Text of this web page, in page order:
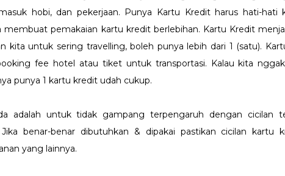
hobi, dan pekerjaan. Punya Kartu Kredit harus hati-hati
membuat pemakaian kartu kredit berlebihan. Kartu Kredit
kita untuk sering travelling, boleh punya lebih dari 1 (satu).
fee hotel atau tiket untuk transportasi. Kalau kita
punya 1 kartu kredit udah cukup.
adalah untuk tidak gampang terpengaruh dengan cicilan
benar-benar dibutuhkan & dipakai pastikan cicilan kartu
yang lainnya.